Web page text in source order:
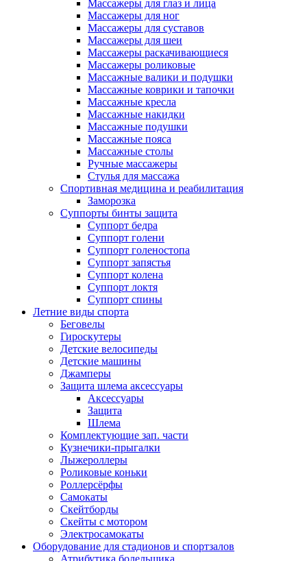
Массажеры для глаз и лица
Массажеры для ног
Массажеры для суставов
Массажеры для шеи
Массажеры раскачивающиеся
Массажеры роликовые
Массажные валики и подушки
Массажные коврики и тапочки
Массажные кресла
Массажные накидки
Массажные подушки
Массажные пояса
Массажные столы
Ручные массажеры
Стулья для массажа
Спортивная медицина и реабилитация
Заморозка
Суппорты бинты защита
Суппорт бедра
Суппорт голени
Суппорт голеностопа
Суппорт запястья
Суппорт колена
Суппорт локтя
Суппорт спины
Летние виды спорта
Беговелы
Гироскутеры
Детские велосипеды
Детские машины
Джамперы
Защита шлема аксессуары
Аксессуары
Защита
Шлема
Комплектующие зап. части
Кузнечики-прыгалки
Лыжероллеры
Роликовые коньки
Роллерсёрфы
Самокаты
Скейтборды
Скейты с мотором
Электросамокаты
Оборудование для стадионов и спортзалов
Атрибутика болельщика